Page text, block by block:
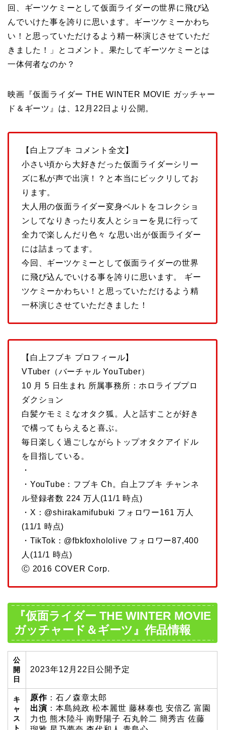
回、ギーツケミーとして仮面ライダーの世界に飛び込
んでいけた事を誇りに思います。ギーツケミーかわち
い！と思っていただけるよう精一杯演じさせていただ
きました！」とコメント。果たしてギーツケミーとは
一体何者なのか？
映画『仮面ライダー THE WINTER MOVIE ガッチャー
ド＆ギーツ』は、12月22日より公開。
【白上フブキ コメント全文】
小さい頃から大好きだった仮面ライダーシリー
ズに私が声で出演！？と本当にビックリしてお
ります。
大人用の仮面ライダー変身ベルトをコレクショ
ンしてなりきったり友人とショーを見に行って
全力で楽しんだり色々 な思い出が仮面ライダー
には詰まってます。
今回、ギーツケミーとして仮面ライダーの世界
に飛び込んでいける事を誇りに思います。 ギー
ツケミーかわちい！と思っていただけるよう精
一杯演じさせていただきました！
【白上フブキ プロフィール】
VTuber（バーチャル YouTuber）
10 月 5 日生まれ 所属事務所：ホロライブプロ
ダクション
白髪ケモミミなオタク狐。人と話すことが好き
で構ってもらえると喜ぶ。
毎日楽しく過ごしながらトップオタクアイドル
を目指している。
・
・YouTube：フブキ Ch。白上フブキ チャンネ
ル登録者数 224 万人(11/1 時点)
・X：@shirakamifubuki フォロワー161 万人
(11/1 時点)
・TikTok：@fbkfoxhololive フォロワー87,400
人(11/1 時点)
Ⓒ 2016 COVER Corp.
『仮面ライダー THE WINTER MOVIE
ガッチャード＆ギーツ』作品情報
公
開
日
2023年12月22日公開予定
キ
ャ
ス
ト
原作 ：石ノ森章太郎
出演 ：本島純政 松本麗世 藤林泰也 安倍乙 富園
力也 熊木陸斗 南野陽子 石丸幹二 簡秀吉 佐藤